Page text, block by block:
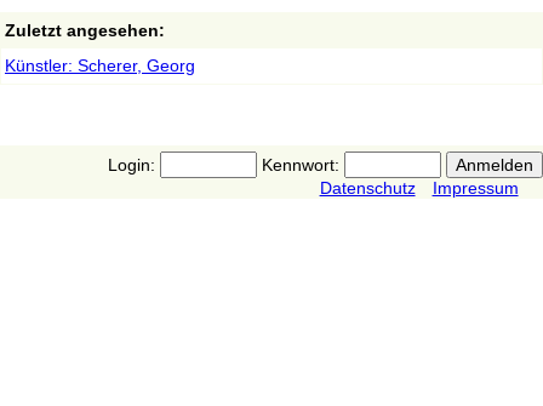
Zuletzt angesehen:
Künstler: Scherer, Georg
Login:
Kennwort:
Datenschutz
Impressum